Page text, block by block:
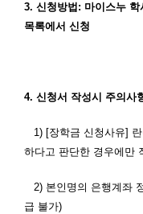
3. 신청방법 : 마이스누
목록에서 신청
4. 신청서 작성시 주의사
1) [장학금 신청사유]
하다고 판단한 경우에만
2) 본인명의 은행계좌
급 불가)